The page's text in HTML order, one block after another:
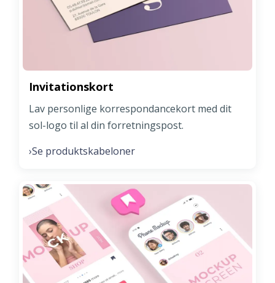
Invitationskort
Lav personlige korrespondancekort med dit
sol-logo til al din forretningspost.
›Se produktskabeloner